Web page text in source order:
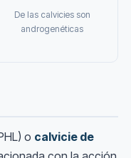
De las calvicies son
androgenéticas
o calvicie de